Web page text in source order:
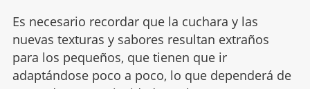
Es necesario recordar que la cuchara y las
nuevas texturas y sabores resultan extraños
para los pequeños, que tienen que ir
adaptándose poco a poco, lo que dependerá de